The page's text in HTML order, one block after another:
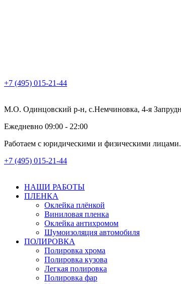
+7 (495) 015-21-44
М.О. Одинцовский р-н, с.Немчиновка, 4-я
Ежедневно 09:00 - 22:00
Работаем с юридическими и физическими лицами.
+7 (495) 015-21-44
НАШИ РАБОТЫ
ПЛЕНКА
Оклейка плёнкой
Виниловая пленка
Оклейка антихромом
Шумоизоляция автомобиля
ПОЛИРОВКА
Полировка хрома
Полировка кузова
Легкая полировка
Полировка фар